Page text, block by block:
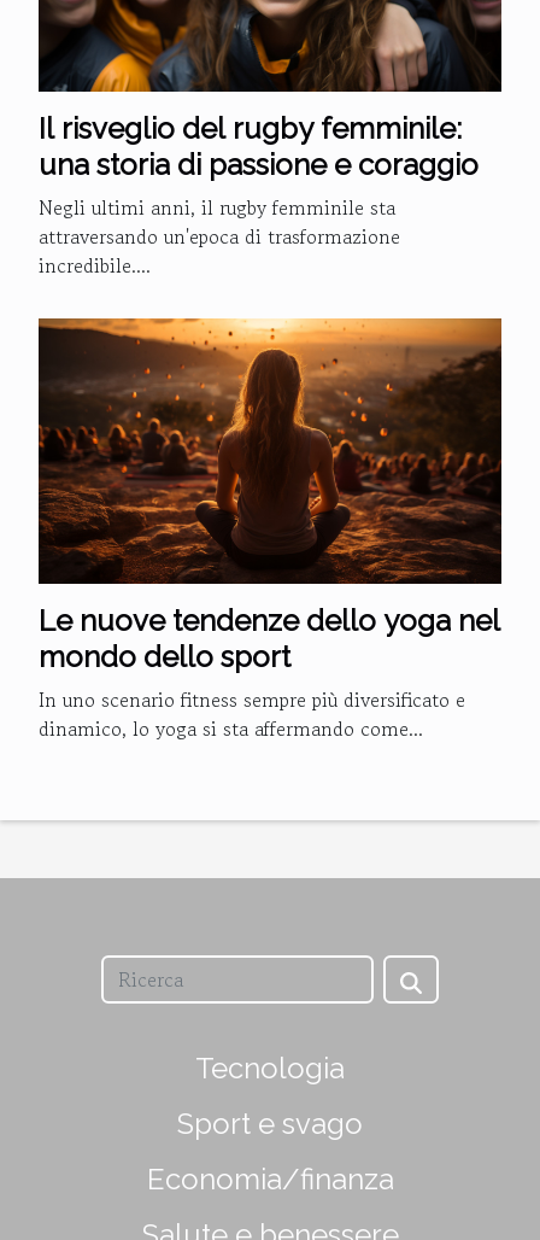
Il risveglio del rugby femminile:
una storia di passione e coraggio
Negli ultimi anni, il rugby femminile sta
attraversando un'epoca di trasformazione
incredibile....
Le nuove tendenze dello yoga nel
mondo dello sport
In uno scenario fitness sempre più diversificato e
dinamico, lo yoga si sta affermando come...
Tecnologia
Sport e svago
Economia/finanza